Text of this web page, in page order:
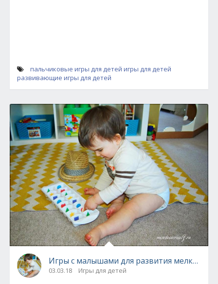
пальчиковые игры для детей игры для детей
развивающие игры для детей
Игры с малышами для развития мелкой
03.03.18 Игры для детей